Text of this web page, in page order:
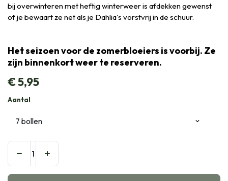
bij overwinteren met heftig winterweer is afdekken gewenst
of je bewaart ze net als je Dahlia's vorstvrij in de schuur.
Het seizoen voor de zomerbloeiers is voorbij. Ze
zijn binnenkort weer te reserveren.
€5,95
Aantal